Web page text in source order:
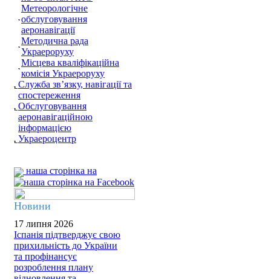
Метеорологічне
обслуговування
аеронавігації
Методична рада
Украероруху
Місцева кваліфікаційна
комісія Украероруху
Служба зв’язку, навігації та
спостереження
Обслуговування
аеронавігаційною
інформацією
Украероцентр
наша сторінка на
Новини
17 липня 2026
Іспанія підтверджує свою
прихильність до України
та профінансує
розроблення плану